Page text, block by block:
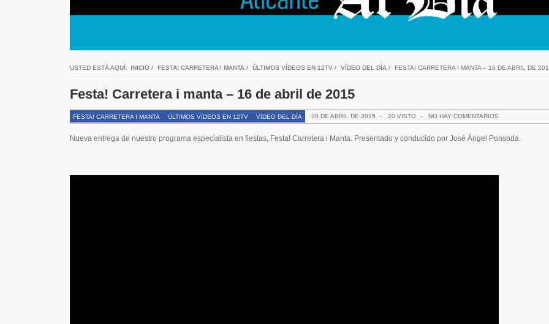
USTED ESTÁ AQUÍ: INICIO/ FESTA! CARRETERA I MANTA / ÚLTIMOS VÍDEOS EN 12TV/ VÍDEO DEL DÍA / FESTA! CARRETERA I MANTA – 16 DE ABRIL DE
Festa! Carretera i manta – 16 de abril de 2015
FESTA! CARRETERA I MANTA ÚLTIMOS VÍDEOS EN 12TV VÍDEO DEL DÍA 20 DE ABRIL DE 2015 - 20 VISTO - NO HAY COMENTARIOS
Nueva entrega de nuestro programa especialista en fiestas, Festa!Carretera i Manta. Presentado y conducido por José Ángel Ponsoda.